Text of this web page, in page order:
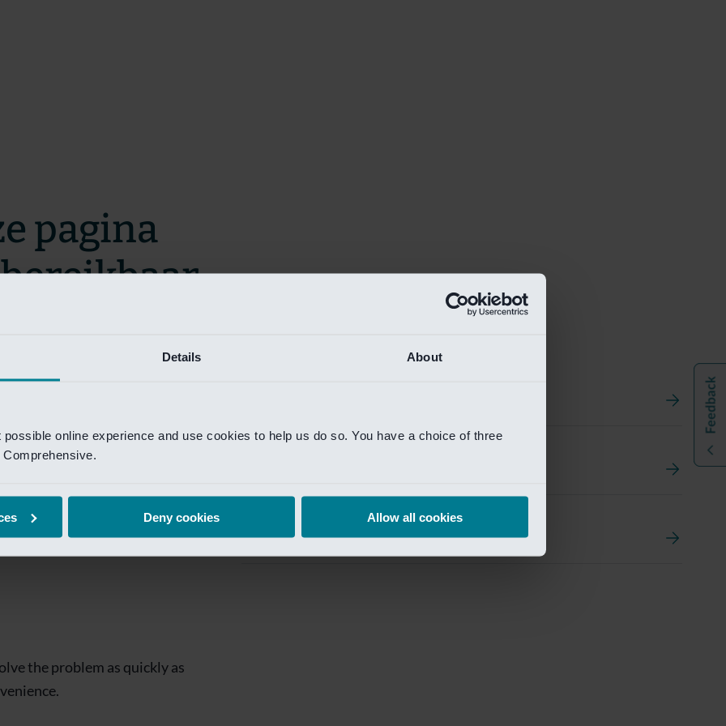
Details About
online experience and use cookies to help us do so. You have a choice of three
Deny cookies Allow all cookies
Van Lanschot Kempen Research
pagina
zo snel mogelijk te verhelpen.
te krijgen.
is
the problem as quickly as